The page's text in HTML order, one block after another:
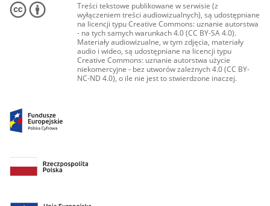
Treści tekstowe publikowane w serwisie (z
wyłączeniem treści audiowizualnych), są udostępniane
na licencji typu Creative Commons: uznanie autorstwa
- na tych samych warunkach 4.0 (CC BY-SA 4.0).
Materiały audiowizualne, w tym zdjęcia, materiały
audio i wideo, są udostępniane na licencji typu
Creative Commons: uznanie autorstwa użycie
niekomercyjne - bez utworów zależnych 4.0 (CC BY-
NC-ND 4.0), o ile nie jest to stwierdzone inaczej.